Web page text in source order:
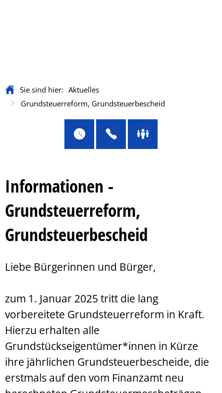
Sie sind hier: Aktuelles
Grundsteuerreform, Grundsteuerbescheid
Informationen -
Grundsteuerreform,
Grundsteuerbescheid
Liebe Bürgerinnen und Bürger,
zum 1. Januar 2025 tritt die lang
vorbereitete Grundsteuerreform in Kraft.
Hierzu erhalten alle
Grundstückseigentümer*innen in Kürze
ihre jährlichen Grundsteuerbescheide, die
erstmals auf den vom Finanzamt neu